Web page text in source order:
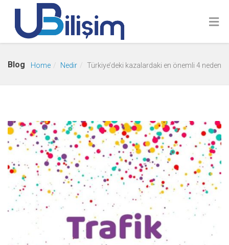
Blog Home Nedir Türkiye’deki kazalardaki en önemli 4 neden